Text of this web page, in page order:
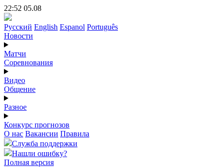
22:52 05.08
Русский English Espanol Português
Новости
Матчи
Соревнования
Видео
Общение
Разное
Конкурс прогнозов
О нас Вакансии Правила
Служба поддержки
Нашли ошибку?
Полная версия